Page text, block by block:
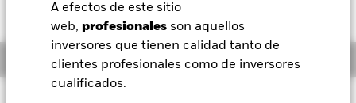
A efectos de este sitio
web, profesionales son aquellos
inversores que tienen calidad tanto de
clientes profesionales como de inversores
cualificados.
BlackRock
iShares
HKD 0,08 (0,09%)
Información general